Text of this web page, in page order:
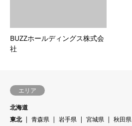
BUZZホールディングス株式会
社
エリア
北海道
東北
青森県 岩手県 宮城県 秋田県